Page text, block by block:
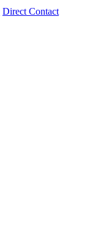
Direct Contact